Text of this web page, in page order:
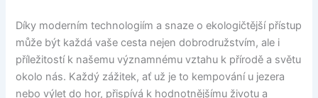
Díky moderním technologiím a snaze o ekologičtější přístup
může být každá vaše cesta nejen dobrodružstvím, ale i
příležitostí k našemu významnému vztahu k přírodě a světu
okolo nás. Každý zážitek, ať už je to kempování u jezera
nebo výlet do hor, přispívá k hodnotnějšímu životu a